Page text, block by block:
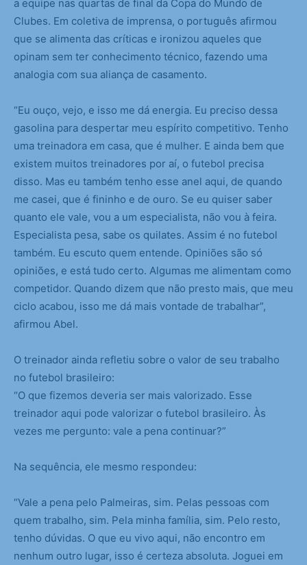
a equipe nas quartas de final da Copa do Mundo de
Clubes. Em coletiva de imprensa, o português afirmou
que se alimenta das críticas e ironizou aqueles que
opinam sem ter conhecimento técnico, fazendo uma
analogia com sua aliança de casamento.
“Eu ouço, vejo, e isso me dá energia. Eu preciso dessa
gasolina para despertar meu espírito competitivo. Tenho
uma treinadora em casa, que é mulher. E ainda bem que
existem muitos treinadores por aí, o futebol precisa
disso. Mas eu também tenho esse anel aqui, de quando
me casei, que é fininho e de ouro. Se eu quiser saber
quanto ele vale, vou a um especialista, não vou à feira.
Especialista pesa, sabe os quilates. Assim é no futebol
também. Eu escuto quem entende. Opiniões são só
opiniões, e está tudo certo. Algumas me alimentam como
competidor. Quando dizem que não presto mais, que meu
ciclo acabou, isso me dá mais vontade de trabalhar”,
afirmou Abel.
O treinador ainda refletiu sobre o valor de seu trabalho
no futebol brasileiro:
“O que fizemos deveria ser mais valorizado. Esse
treinador aqui pode valorizar o futebol brasileiro. Às
vezes me pergunto: vale a pena continuar?”
Na sequência, ele mesmo respondeu:
“Vale a pena pelo Palmeiras, sim. Pelas pessoas com
quem trabalho, sim. Pela minha família, sim. Pelo resto,
tenho dúvidas. O que eu vivo aqui, não encontro em
nenhum outro lugar, isso é certeza absoluta. Joguei em